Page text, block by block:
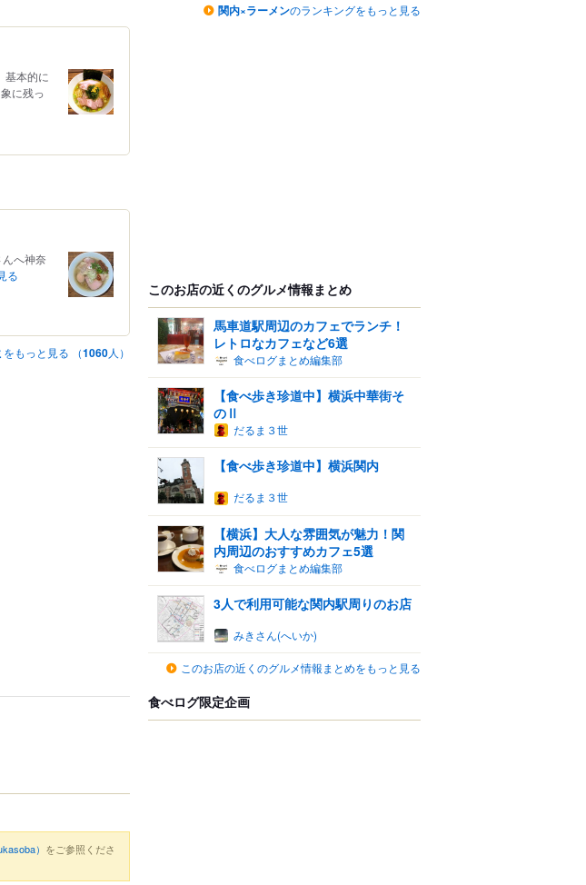
基本的に
に残っ
へ神奈
る
をもっと見る （1060人）
） をご参照くださ
関内×ラーメンのランキングをもっと見る
このお店の近くのグルメ情報まとめ
馬車道駅周辺のカフェでランチ！
レトロなカフェなど6選
食べログまとめ編集部
【食べ歩き珍道中】横浜中華街そ
のⅡ
だるま３世
【食べ歩き珍道中】横浜関内
だるま３世
【横浜】大人な雰囲気が魅力！関
内周辺のおすすめカフェ5選
食べログまとめ編集部
3人で利用可能な関内駅周りのお店
みきさん(へいか)
このお店の近くのグルメ情報まとめをもっと見る
食べログ限定企画